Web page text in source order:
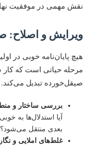
در موفقیت نهایی
و اصلاح:
خوبی در
حیاتی است که کار شما
تبدیل می‌کند.
بررسی ساختار و منطق:
آیا استدلال‌ها به خوبی
بعدی منتقل می‌شود؟
غلط‌های املایی و نگارشی: